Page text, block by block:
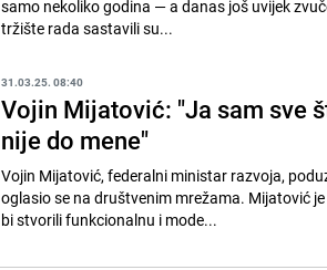
samo nekoliko godina — a danas još uvijek
tržište rada sastavili su...
31.03.25. 08:40
Vojin Mijatović: "Ja sam sve
nije do mene"
Vojin Mijatović, federalni ministar razvoja,
oglasio se na društvenim mrežama. Mijatović
bi stvorili funkcionalnu i mode...